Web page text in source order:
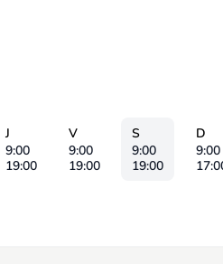
J
9:00
19:00
V
9:00
19:00
S
9:00
19:00
D
9:00